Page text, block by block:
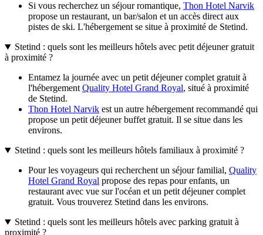
Si vous recherchez un séjour romantique, Thon Hotel Narvik
propose un restaurant, un bar/salon et un accès direct aux
pistes de ski. L'hébergement se situe à proximité de Stetind.
Stetind : quels sont les meilleurs hôtels avec petit déjeuner gratuit
à proximité ?
Entamez la journée avec un petit déjeuner complet gratuit à
l'hébergement Quality Hotel Grand Royal, situé à proximité
de Stetind.
Thon Hotel Narvik est un autre hébergement recommandé qui
propose un petit déjeuner buffet gratuit. Il se situe dans les
environs.
Stetind : quels sont les meilleurs hôtels familiaux à proximité ?
Pour les voyageurs qui recherchent un séjour familial, Quality
Hotel Grand Royal propose des repas pour enfants, un
restaurant avec vue sur l'océan et un petit déjeuner complet
gratuit. Vous trouverez Stetind dans les environs.
Stetind : quels sont les meilleurs hôtels avec parking gratuit à
proximité ?